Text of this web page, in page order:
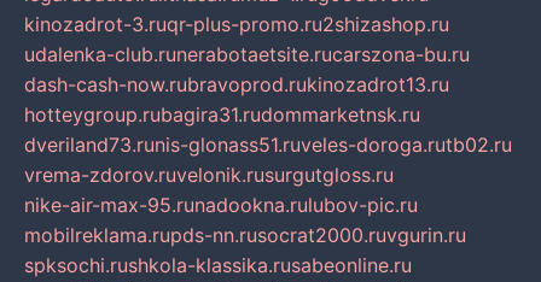
kinozadrot-3.ruqr-plus-promo.ru2shizashop.ru
udalenka-club.runerabotaetsite.rucarszona-bu.ru
dash-cash-now.rubravoprod.rukinozadrot13.ru
hotteygroup.rubagira31.rudommarketnsk.ru
dveriland73.runis-glonass51.ruveles-doroga.rutb02.ru
vrema-zdorov.ruvelonik.rusurgutgloss.ru
nike-air-max-95.runadookna.rulubov-pic.ru
mobilreklama.rupds-nn.rusocrat2000.ruvgurin.ru
spksochi.rushkola-klassika.rusabeonline.ru